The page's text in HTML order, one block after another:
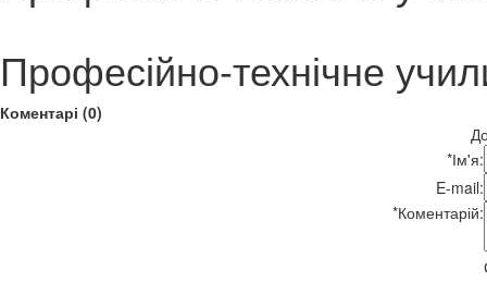
Професійно-технічне
Коментарі (0)
*Ім'я:
E-mail:
*Коментарій: